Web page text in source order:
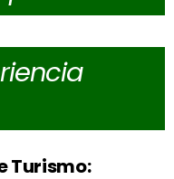
Turismo: